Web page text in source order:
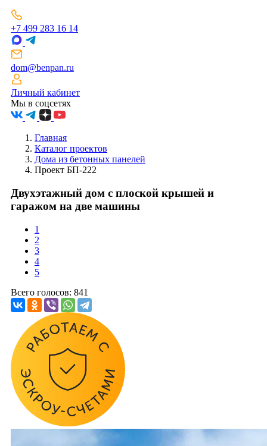
+7 499 283 16 14
dom@benpan.ru
Личный кабинет
Мы в соцсетях
Главная
Каталог проектов
Дома из бетонных панелей
Проект БП-222
Двухэтажный дом с плоской крышей и
гаражом на две машины
1
2
3
4
5
Всего голосов: 841